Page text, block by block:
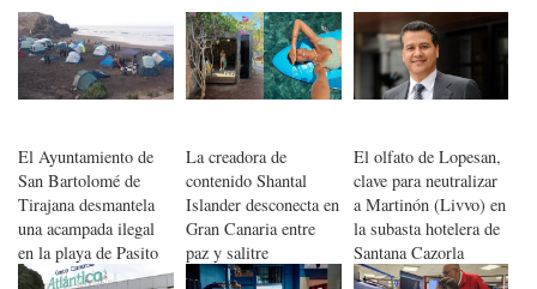
El Ayuntamiento de
San Bartolomé de
Tirajana desmantela
una acampada ilegal
en la playa de Pasito
Bea
La creadora de
contenido Shantal
Islander desconecta en
Gran Canaria entre
paz y salitre
El olfato de Lopesan,
clave para neutralizar
a Martinón (Livvo) en
la subasta hotelera de
Santana Cazorla